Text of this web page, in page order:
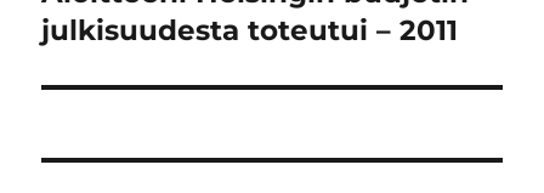
artikkeli:
julkisuudesta toteutui – 2011